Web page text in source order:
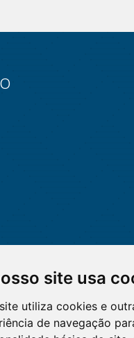
site usa
utiliza cookies e
de navegação